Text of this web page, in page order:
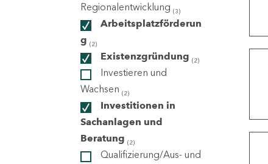
Regionalentwicklung (3)
Arbeitsplatzförderun
g (2)
Existenzgründung (2)
Investieren und
Wachsen (2)
Investitionen in
Sachanlagen und
Beratung (2)
Qualifizierung/Aus- und